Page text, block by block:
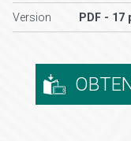
Version PDF -